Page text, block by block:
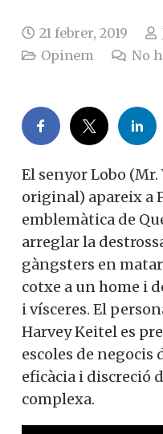
21 febrer, 2019
Opinem
No
El senyor Lobo
original) apareix a
emblemàtica de
arreglar la
gàngsters en
cotxe a un home i
i vísceres. El
Harvey Keitel es
escoles de negocis
eficàcia i discreció
complexa.